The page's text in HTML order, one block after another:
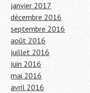
janvier 2017
décembre 2016
septembre 2016
août 2016
juillet 2016
juin 2016
mai 2016
avril 2016